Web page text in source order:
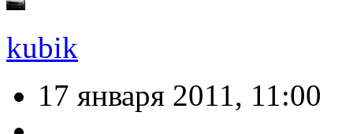
kubik
17 января 2011, 11:00